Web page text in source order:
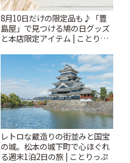
8月10日だけの限定品も♪「豊
島屋」で見つける鳩の日グッズ
と本店限定アイテム | ことりっ
レトロな蔵造りの街並みと国宝
の城。松本の城下町で心ほぐれ
る週末1泊2日の旅 | ことりっぷ